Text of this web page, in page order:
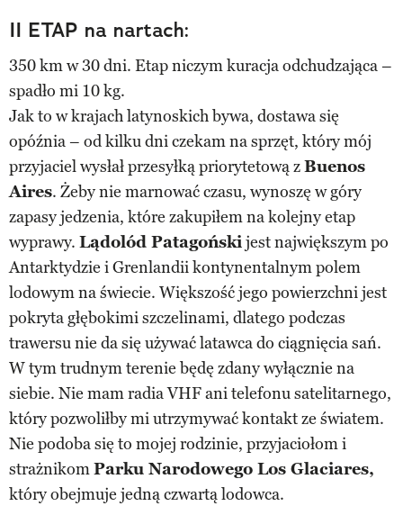
II ETAP na nartach:
350 km w 30 dni. Etap niczym kuracja odchudzająca –
spadło mi 10 kg.
Jak to w krajach latynoskich bywa, dostawa się
opóźnia – od kilku dni czekam na sprzęt, który mój
przyjaciel wysłał przesyłką priorytetową zBuenos
Aires. Żeby nie marnować czasu, wynoszę w góry
zapasy jedzenia, które zakupiłem na kolejny etap
wyprawy. Lądolód Patagońskijest największym po
Antarktydzie i Grenlandii kontynentalnym polem
lodowym na świecie. Większość jego powierzchni jest
pokryta głębokimi szczelinami, dlatego podczas
trawersu nie da się używać latawca do ciągnięcia sań.
W tym trudnym terenie będę zdany wyłącznie na
siebie. Nie mam radia VHF ani telefonu satelitarnego,
który pozwoliłby mi utrzymywać kontakt ze światem.
Nie podoba się to mojej rodzinie, przyjaciołom i
strażnikomParku Narodowego Los Glaciares,
który obejmuje jedną czwartą lodowca.